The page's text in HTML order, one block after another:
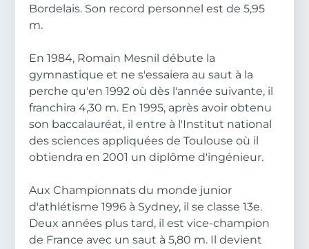
Bordelais. Son record personnel est de 5,95
m.
En 1984, Romain Mesnil débute la
gymnastique et ne s'essaiera au saut à la
perche qu'en 1992 où dès l'année suivante, il
franchira 4,30 m. En 1995, après avoir obtenu
son baccalauréat, il entre à l'Institut national
des sciences appliquées de Toulouse où il
obtiendra en 2001 un diplôme d'ingénieur.
Aux Championnats du monde junior
d'athlétisme 1996 à Sydney, il se classe 13e.
Deux années plus tard, il est vice-champion
de France avec un saut à 5,80 m. Il devient